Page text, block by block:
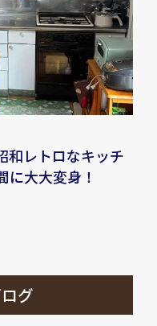
和レトロなキッチ
に大大変身！
グ